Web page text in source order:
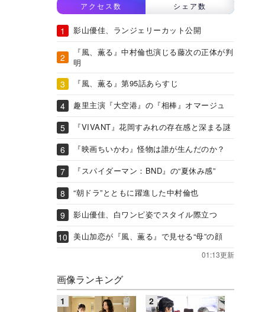
アクセス数 シェア数
影山優佳、ランジェリーカット公開
『風、薫る』中村倫也演じる藤次の正体が判
明
『風、薫る』第95話あらすじ
趣里主演『大空港』の『相棒』オマージュ
『VIVANT』花岡すみれの存在感と深まる謎
『映画ちいかわ』怪物は誰が生んだのか？
『スパイダーマン：BND』の“夏休み感”
“朝ドラ”とともに躍進した中村倫也
影山優佳、白ワンピ姿でスタイル際立つ
美山加恋が『風、薫る』で見せる“母”の顔
01:13更新
画像ランキング